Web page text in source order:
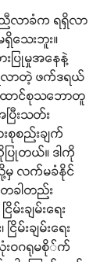
ဒီညီလာခံက ရရှိလာ
သေးဘူး။
ပြုမှုအနေနဲ့
ရှိလာတဲ့ ဖက်ဒရယ်
ောင်စုသဘောတူ
ြီးသတ်း
စည်းချက်
ြုတယ်။ ဒါကို
လက်မခံနိုင်
တခါတည်း
းချမ်းရေး
မ်းချမ်းရေး
လုံးဝဂရုမစို်က်